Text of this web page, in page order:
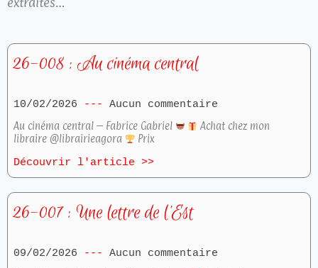
26-008 : Au cinéma central
10/02/2026
Aucun commentaire
Au cinéma central – Fabrice Gabriel
Achat chez mon
libraire @librairieagora
Prix
Découvrir l'article >>
26-007 : Une lettre de l’Est
09/02/2026
Aucun commentaire